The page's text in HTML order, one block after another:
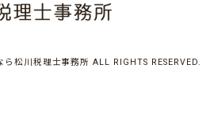
松川税理士事務所 ALL RIGHTS RESERVED.